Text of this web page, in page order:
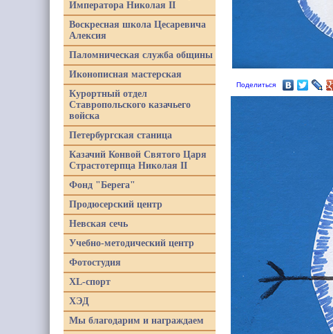
Поделиться
Императора Николая II
Воскресная школа Цесаревича
Алексия
Паломническая служба общины
Иконописная мастерская
Курортный отдел
Ставропольского казачьего
войска
Петербургская станица
Казачий Конвой Святого Царя
Страстотерпца Николая II
Фонд "Берега"
Продюсерский центр
Невская сечь
Учебно-методический центр
Фотостудия
XL-спорт
ХЭД
Мы благодарим и награждаем